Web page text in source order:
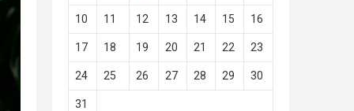
10 11 12 13 14 15 16
17 18 19 20 21 22 23
24 25 26 27 28 29 30
31